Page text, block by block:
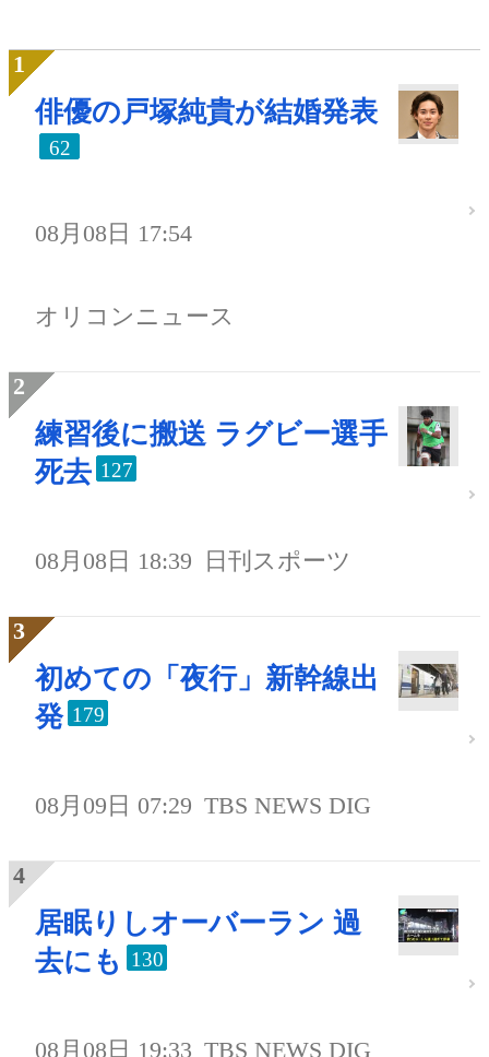
俳優の戸塚純貴が結婚発表
62
08月08日 17:54
オリコンニュース
練習後に搬送 ラグビー選手
死去 127
08月08日 18:39 日刊スポーツ
初めての「夜行」新幹線出
発 179
08月09日 07:29 TBS NEWS DIG
居眠りしオーバーラン 過
去にも
130
08月08日 19:33 TBS NEWS DIG